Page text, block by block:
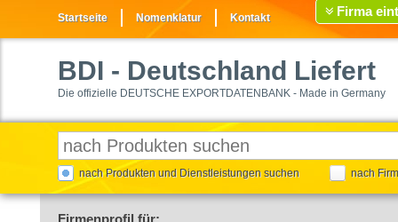
Startseite Nomenklatur Kontakt Firma
BDI - Deutschland Liefert
Die offizielle DEUTSCHE EXPORTDATENBANK - Made in Germany
nach Produkten und Dienstleistungen suchen nach
Firmenprofil für: